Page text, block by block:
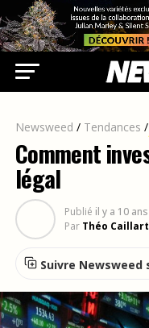
Newsweed / Tendances /
Comment
légal
Publié il y a 10 ans
Par Théo Caillart
Suivre Newsweed